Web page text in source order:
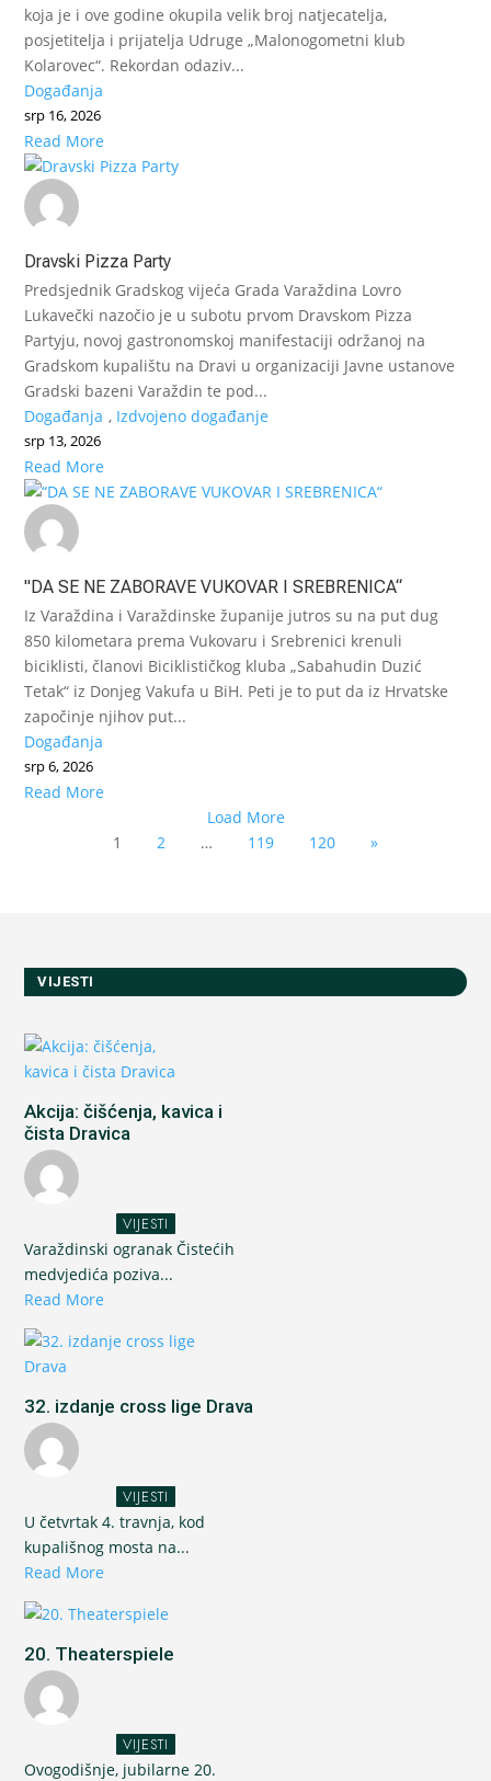
koja je i ove godine okupila velik broj natjecatelja,
posjetitelja i prijatelja Udruge „Malonogometni klub
Kolarovec“. Rekordan odaziv...
Događanja
srp 16, 2026
Read More
Dravski Pizza Party
Predsjednik Gradskog vijeća Grada Varaždina Lovro
Lukavečki nazočio je u subotu prvom Dravskom Pizza
Partyju, novoj gastronomskoj manifestaciji održanoj na
Gradskom kupalištu na Dravi u organizaciji Javne ustanove
Gradski bazeni Varaždin te pod...
Događanja , Izdvojeno događanje
srp 13, 2026
Read More
"DA SE NE ZABORAVE VUKOVAR I SREBRENICA“
Iz Varaždina i Varaždinske županije jutros su na put dug
850 kilometara prema Vukovaru i Srebrenici krenuli
biciklisti, članovi Biciklističkog kluba „Sabahudin Duzić
Tetak“ iz Donjeg Vakufa u BiH. Peti je to put da iz Hrvatske
započinje njihov put...
Događanja
srp 6, 2026
Read More
Load More
1
2 … 119 120 »
VIJESTI
Akcija: čišćenja, kavica i
čista Dravica
VIJESTI
Varaždinski ogranak Čistećih
medvjedića poziva...
Read More
32. izdanje cross lige Drava
VIJESTI
U četvrtak 4. travnja, kod
kupališnog mosta na...
Read More
20. Theaterspiele
VIJESTI
Ovogodišnje, jubilarne 20.